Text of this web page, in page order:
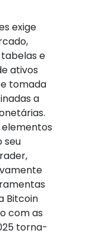
exige
e
ativos
tomada
a
seu
Bitcoin
com as
torna-